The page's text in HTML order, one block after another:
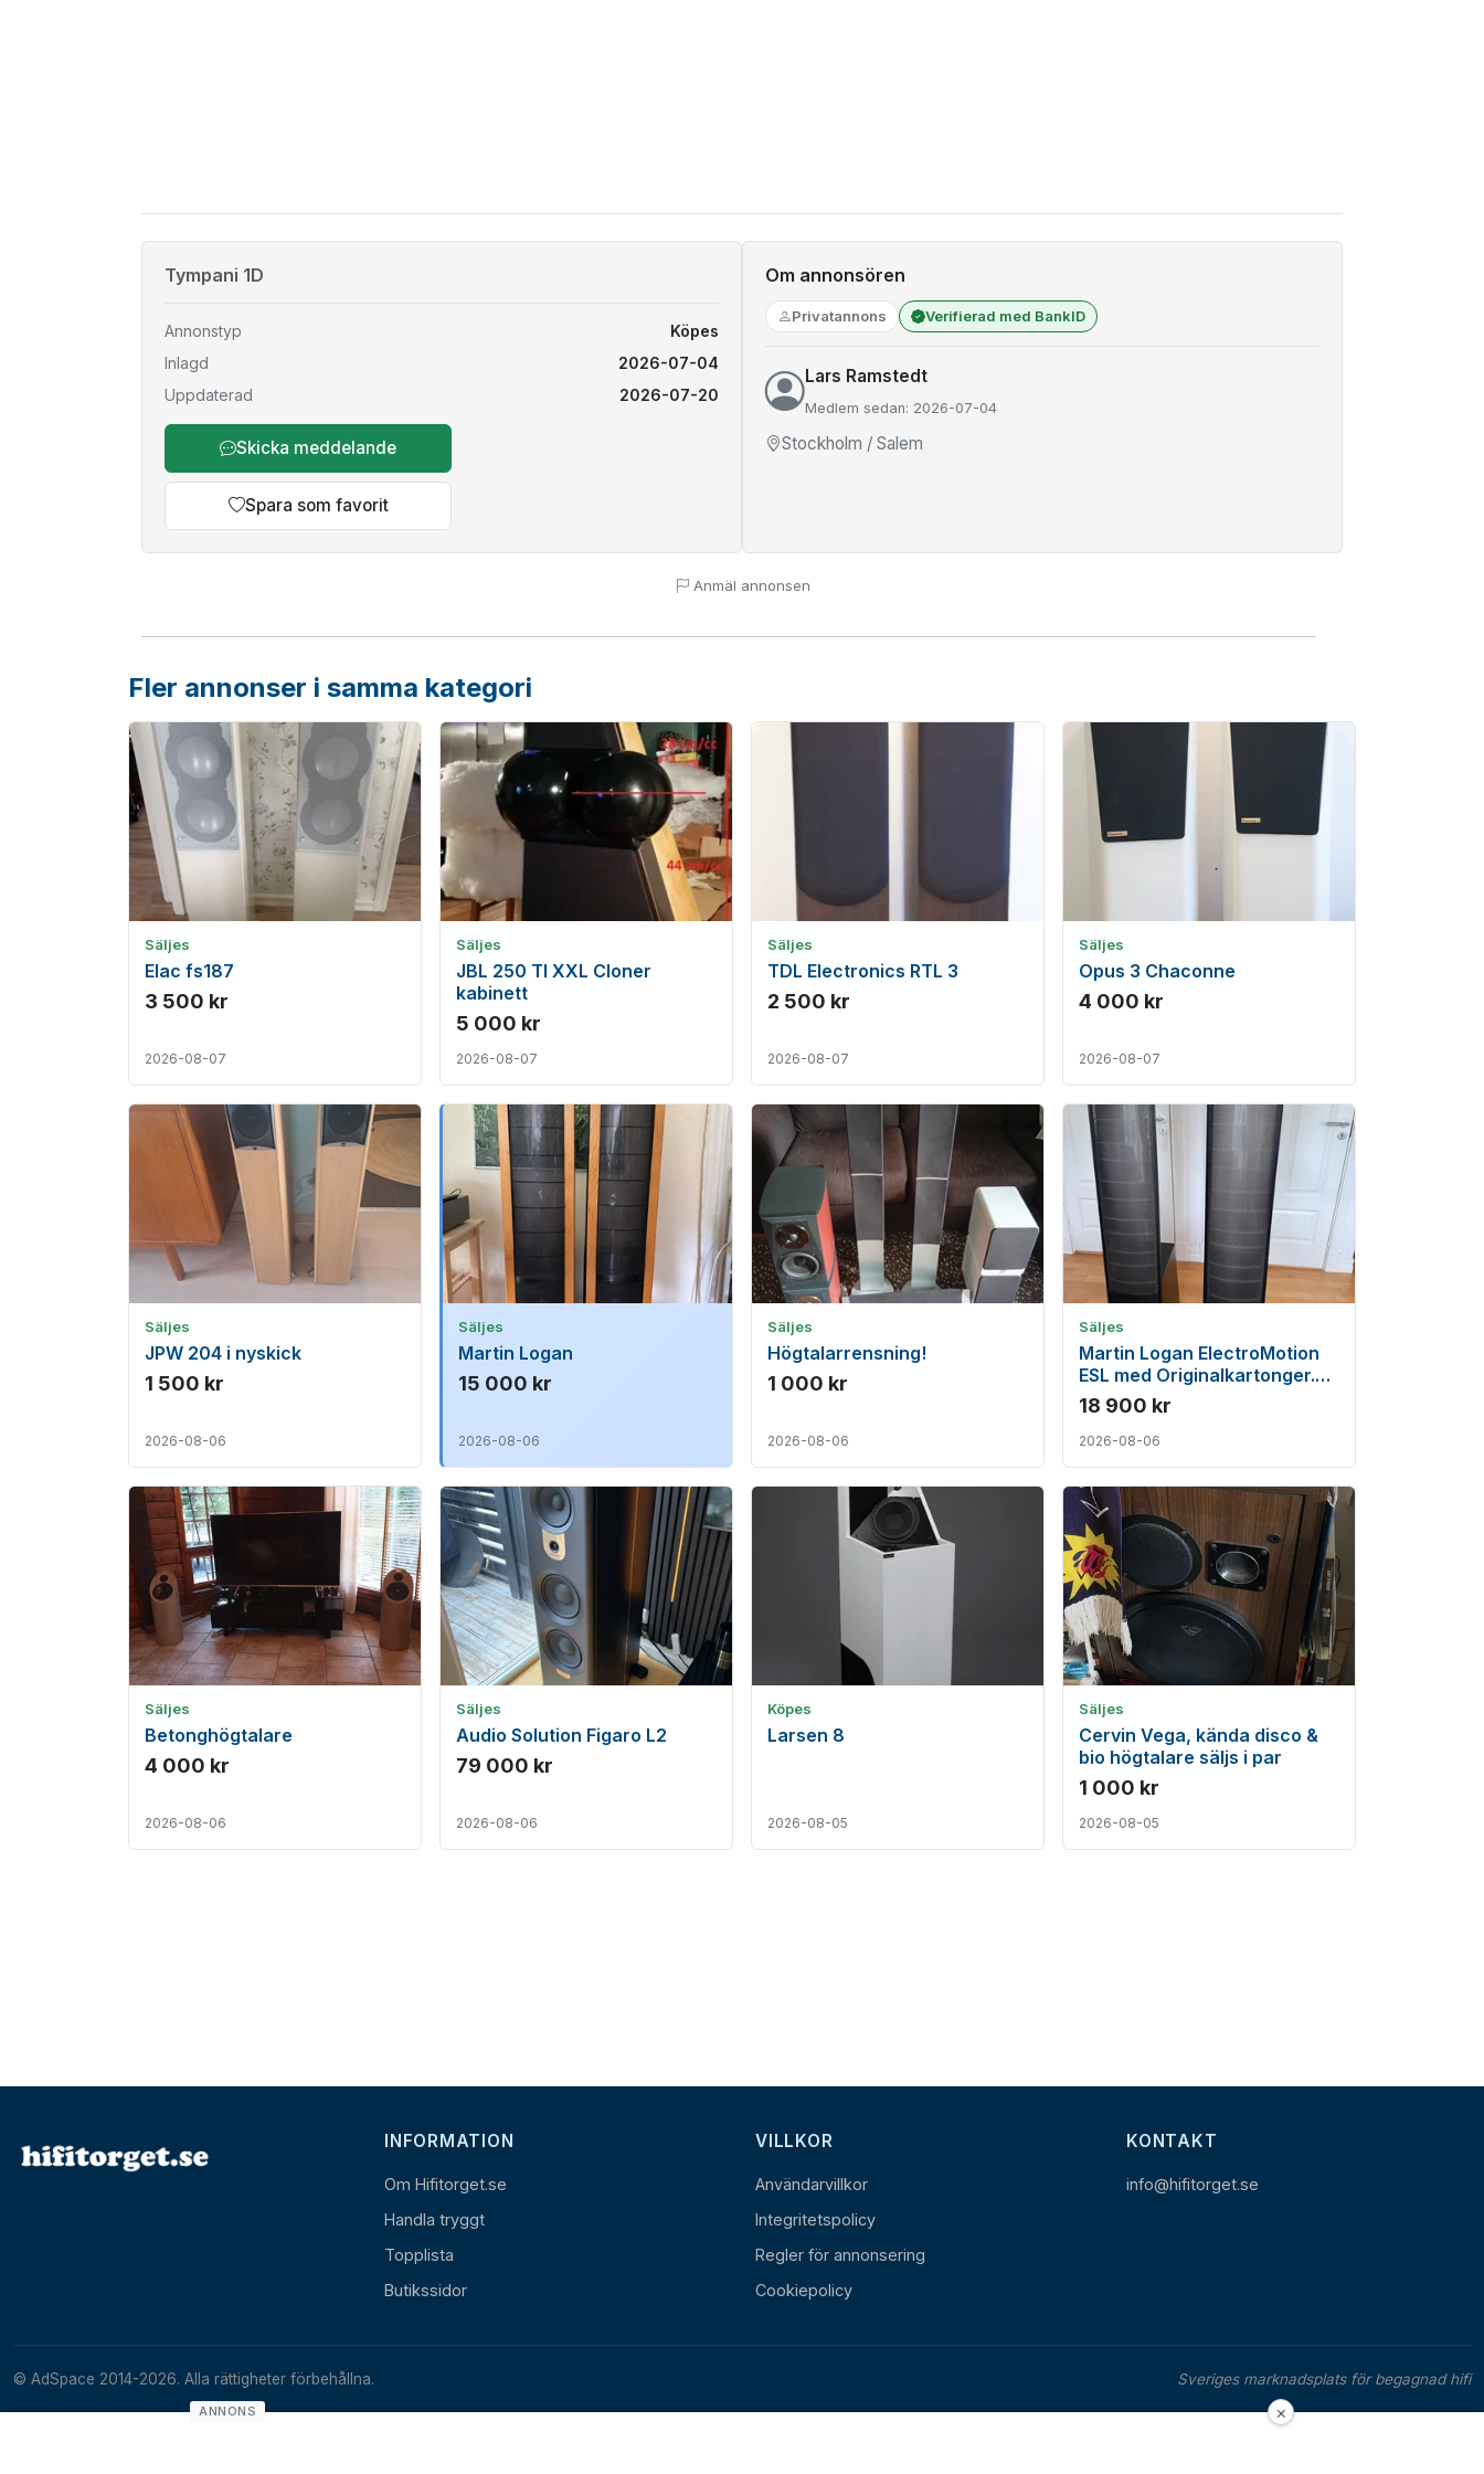
Tympani 1D
Annonstyp
Köpes
Inlagd
2026-07-04
Uppdaterad
2026-07-20
Skicka meddelande
Spara som favorit
Om annonsören
Privatannons Verifierad med BankID
Lars Ramstedt
Medlem sedan: 2026-07-04
Stockholm / Salem
Anmäl annonsen
Fler annonser i samma kategori
Säljes
Elac fs187
3 500 kr
2026-08-07
Säljes
JBL 250 TI XXL Cloner
kabinett
5 000 kr
2026-08-07
Säljes
TDL Electronics RTL 3
2 500 kr
2026-08-07
Säljes
Opus 3 Chaconne
4 000 kr
2026-08-07
Säljes
JPW 204 i nyskick
1 500 kr
2026-08-06
Säljes
Martin Logan
15 000 kr
2026-08-06
Säljes
Högtalarrensning!
1 000 kr
2026-08-06
Säljes
Martin Logan ElectroMotion
ESL med Originalkartonger.
Första ägaren
18 900 kr
2026-08-06
Säljes
Betonghögtalare
4 000 kr
2026-08-06
Säljes
Audio Solution Figaro L2
79 000 kr
2026-08-06
Köpes
Larsen 8
2026-08-05
Säljes
Cervin Vega, kända disco &
bio högtalare säljs i par
1 000 kr
2026-08-05
INFORMATION
Om Hifitorget.se
Handla tryggt
Topplista
Butikssidor
VILLKOR
Användarvillkor
Integritetspolicy
Regler för annonsering
Cookiepolicy
KONTAKT
info@hifitorget.se
© AdSpace 2014-2026. Alla rättigheter förbehållna. Sveriges marknadsplats för begagnad hifi
×